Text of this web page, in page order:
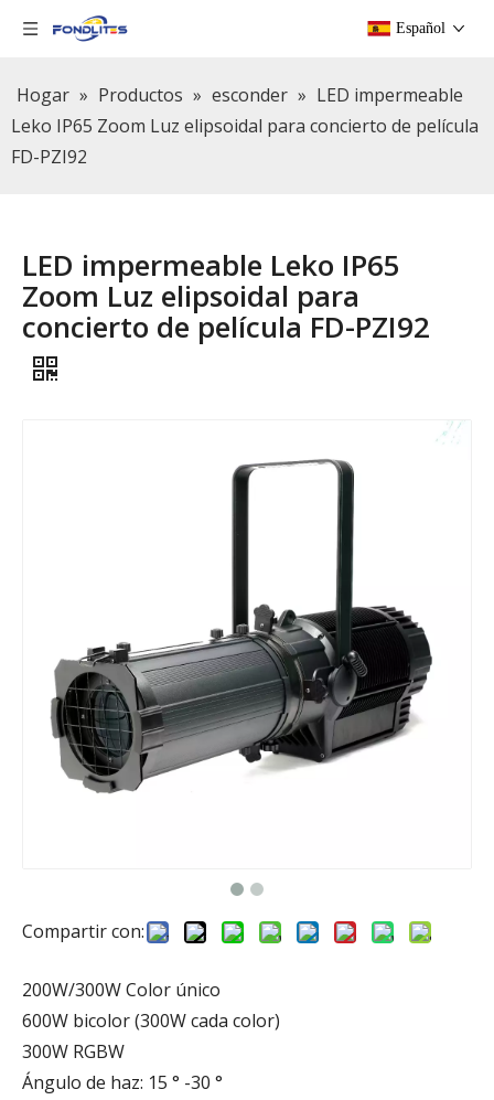
Español
Hogar » Productos » esconder » LED impermeable
Leko IP65 Zoom Luz elipsoidal para concierto de película
FD-PZI92
LED impermeable Leko IP65
Zoom Luz elipsoidal para
concierto de película FD-PZI92
Compartir con:
200W/300W Color único
600W bicolor (300W cada color)
300W RGBW
Ángulo de haz: 15 ° -30 °